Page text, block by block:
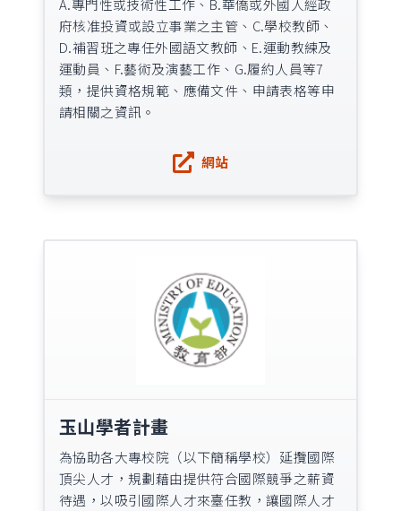
A.專門性或技術性工作、B.華僑或外國人經政
府核准投資或設立事業之主管、C.學校教師、
D.補習班之專任外國語文教師、E.運動教練及
運動員、F.藝術及演藝工作、G.履約人員等7
類，提供資格規範、應備文件、申請表格等申
請相關之資訊。
網站
玉山學者計畫
為協助各大專校院（以下簡稱學校）延攬國際
頂尖人才，規劃藉由提供符合國際競爭之薪資
待遇，以吸引國際人才來臺任教，讓國際人才